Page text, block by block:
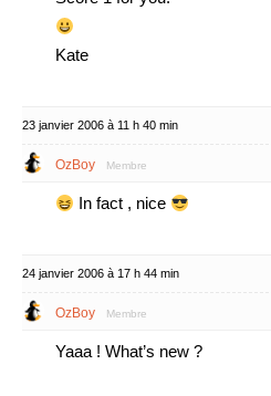
Kate
23 janvier 2006 à 11 h 40 min
OzBoy Membre
In fact , nice
24 janvier 2006 à 17 h 44 min
OzBoy Membre
Yaaa ! What’s new ?